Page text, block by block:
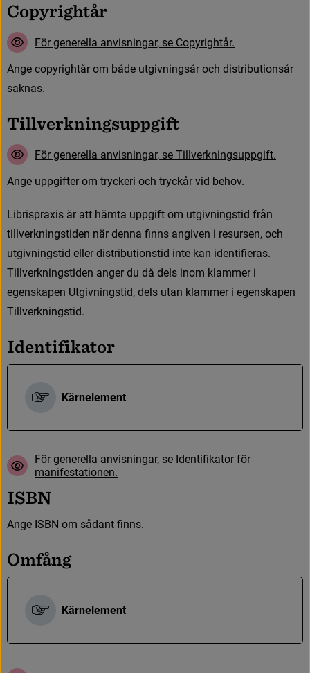
Copyrightår
För generella anvisningar, se Copyrightår.
Ange copyrightår om både utgivningsår och distributionsår
saknas.
Tillverkningsuppgift
För generella anvisningar, se Tillverkningsuppgift.
Ange uppgifter om tryckeri och tryckår vid behov.
Librispraxis är att hämta uppgift om utgivningstid från
tillverkningstiden när denna fnns angiven i resursen, och
utgivningstid eller distributionstid inte kan identiferas.
Tillverkningstiden anger du då dels inom klammer i
egenskapen Utgivningstid, dels utan klammer i egenskapen
Tillverkningstid.
Identifikator
Kärnelement
För generella anvisningar, se Identifkator för
manifestationen.
ISBN
Ange ISBN om sådant fnns.
Omfång
Kärnelement